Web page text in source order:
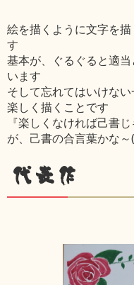
絵を描くように文字を
す
基本が、ぐるぐると適
います
そして忘れてはいけない
楽しく描くことです
『楽しくなければ己書じ
が、己書の合言葉かな
代表作